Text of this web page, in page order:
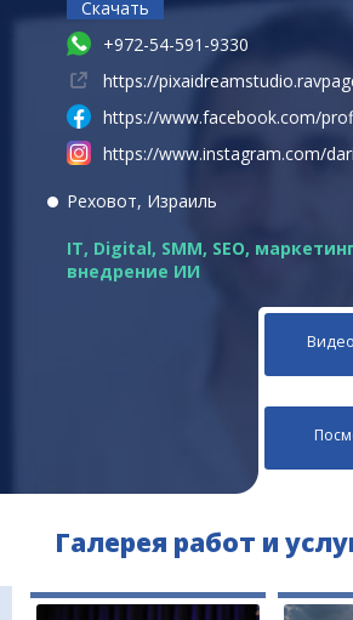
Скачать
+972-54-591-9330
https://
https://www.instagram.com/
Реховот, Израиль
IT, Digital, SMM, SEO,
внедрение ИИ
Галерея работ и